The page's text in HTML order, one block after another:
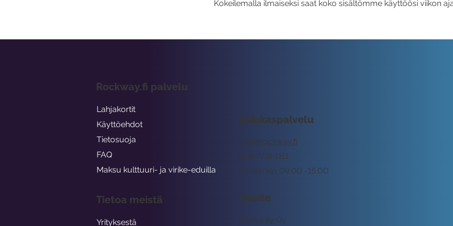
Kokeilemalla ilmaiseksi saat koko sisältömme käyttöösi viikon
Asiakaspalvelu
tuki@rockway.fi
Arkisin klo 09:00 -15:00
045 7731 1111
Osoite
Rockway Oy
Rockway.fi palvelu
Lahjakortit
Käyttöehdot
Tietosuoja
FAQ
Maksu kulttuuri- ja virike-eduilla
Tietoa meistä
Yrityksestä